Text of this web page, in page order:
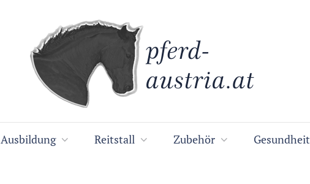
Ausbildung Reitstall Zubehör Gesundheit